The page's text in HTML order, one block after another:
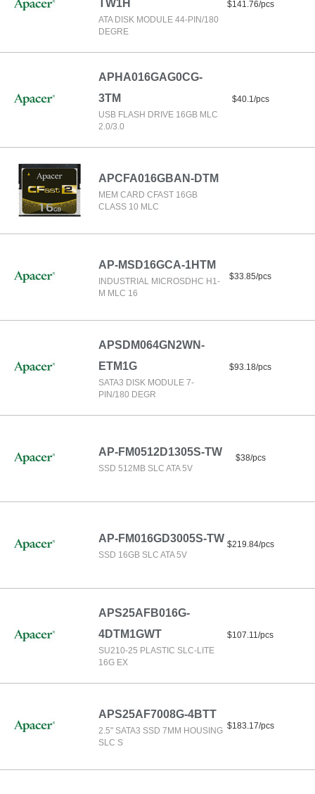
TW1H
ATA DISK MODULE 44-PIN/180
DEGRE
$141.76/pcs
APHA016GAG0CG-
3TM
USB FLASH DRIVE 16GB MLC
2.0/3.0
$40.1/pcs
APCFA016GBAN-DTM
MEM CARD CFAST 16GB
CLASS 10 MLC
AP-MSD16GCA-1HTM
INDUSTRIAL MICROSDHC H1-
M MLC 16
$33.85/pcs
APSDM064GN2WN-
ETM1G
SATA3 DISK MODULE 7-
PIN/180 DEGR
$93.18/pcs
AP-FM0512D1305S-TW
SSD 512MB SLC ATA 5V
$38/pcs
AP-FM016GD3005S-TW
SSD 16GB SLC ATA 5V
$219.84/pcs
APS25AFB016G-
4DTM1GWT
SU210-25 PLASTIC SLC-LITE
16G EX
$107.11/pcs
APS25AF7008G-4BTT
2.5" SATA3 SSD 7MM HOUSING
SLC S
$183.17/pcs